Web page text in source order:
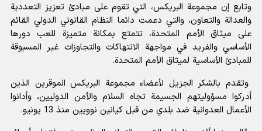
وتابع إن مجموعة البريكس، التي تقوم على مبادئ تعزيز التعددية
والعدالة والتعاون، والتي دعمت دائما النظام القانوني الدولي القائم
على ميثاق الأمم المتحدة، تتمتع بمكانة متميزة للعب دورها
الأساسي والفريد في مواجهة الانتهاكات والتجاوزات غير المسبوقة
للمبادئ الأساسية لميثاق الأمم المتحدة.
وتقدم بالشكر الجزيل لأعضاء مجموعة البريكس الموقرين الذين
أدركوا مسؤوليتهم الجسيمة تجاه السلام والأمن الدوليين، وأدانوا
الأعمال العدوانية ضد بلدي من قبل كيانين نوويين منذ 13 يونيو.